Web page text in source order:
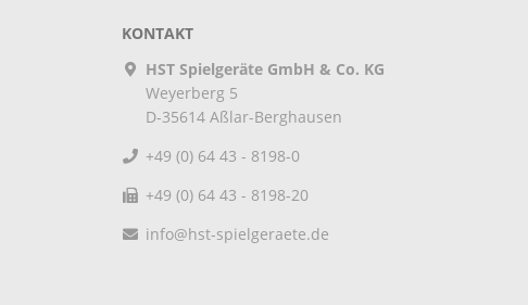
KONTAKT
HST Spielgeräte GmbH & Co. KG
Weyerberg 5
D-35614 Aßlar-Berghausen
+49 (0) 64 43 - 8198-0
+49 (0) 64 43 - 8198-20
info@hst-spielgeraete.de